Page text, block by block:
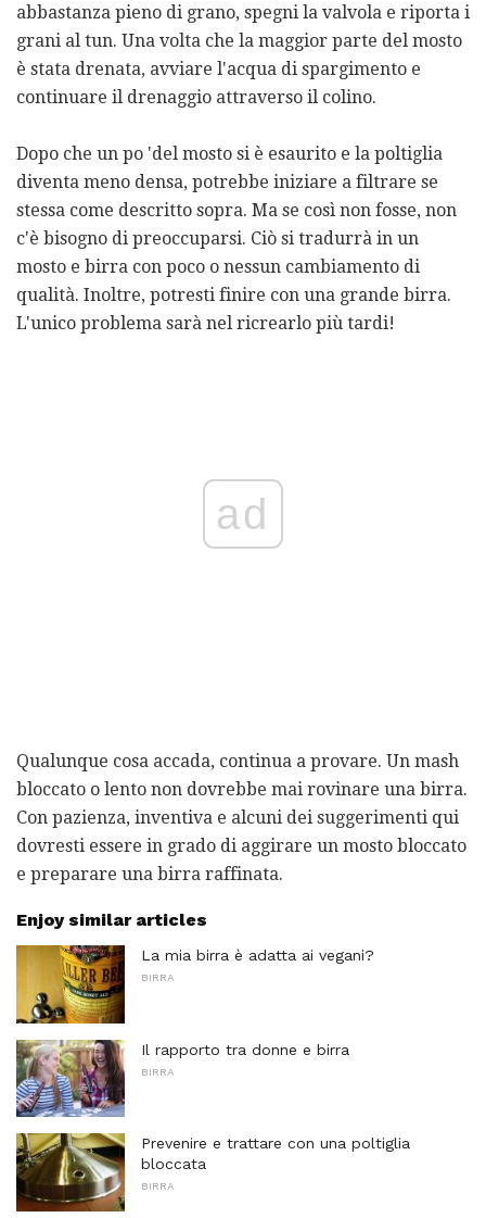
abbastanza pieno di grano, spegni la valvola e riporta i
grani al tun. Una volta che la maggior parte del mosto
è stata drenata, avviare l'acqua di spargimento e
continuare il drenaggio attraverso il colino.
Dopo che un po 'del mosto si è esaurito e la poltiglia
diventa meno densa, potrebbe iniziare a filtrare se
stessa come descritto sopra. Ma se così non fosse, non
c'è bisogno di preoccuparsi. Ciò si tradurrà in un
mosto e birra con poco o nessun cambiamento di
qualità. Inoltre, potresti finire con una grande birra.
L'unico problema sarà nel ricrearlo più tardi!
ad
Qualunque cosa accada, continua a provare. Un mash
bloccato o lento non dovrebbe mai rovinare una birra.
Con pazienza, inventiva e alcuni dei suggerimenti qui
dovresti essere in grado di aggirare un mosto bloccato
e preparare una birra raffinata.
Enjoy similar articles
La mia birra è adatta ai vegani?
BIRRA
Il rapporto tra donne e birra
BIRRA
Prevenire e trattare con una poltiglia
bloccata
BIRRA